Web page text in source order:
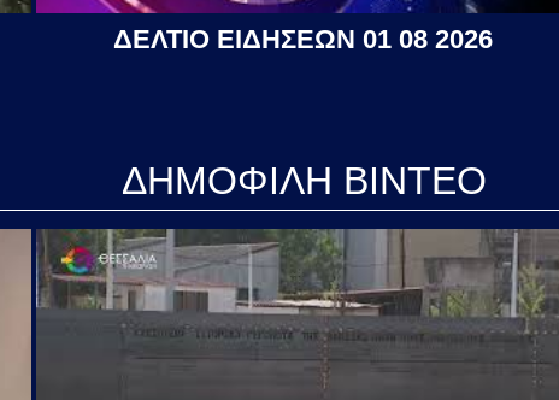
ΔΕΛΤΙΟ ΕΙΔΗΣΕΩΝ 01 08 2026
ΔΗΜΟΦΙΛΗ ΒΙΝΤΕΟ